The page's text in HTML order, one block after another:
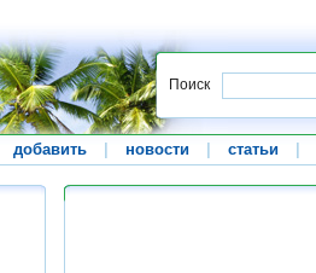
Поиск
добавить новости статьи